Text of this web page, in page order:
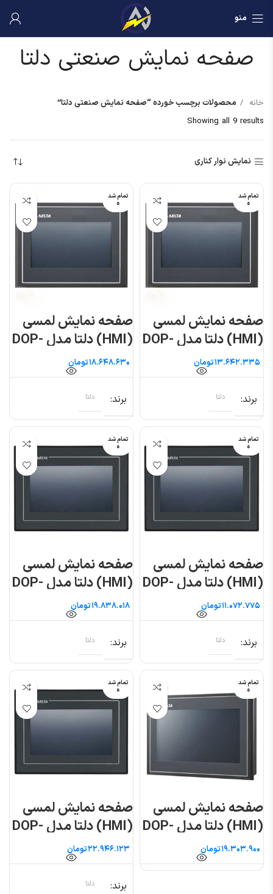
منو
صفحه نمایش صنعتی دلتا
خانه
محصولات برچسب خورده “صفحه نمایش صنعتی دلتا”
Showing all 9 results
نمایش نوار کناری
تمام شد
ه
صفحه نمایش لمسی
(HMI) دلتا مدل DOP-
103SQ
تومان
برند دلتا
تمام شد
ه
صفحه نمایش لمسی
(HMI) دلتا مدل DOP-
103WQ تماستومان
برند دلتا
تمام شد
ه
صفحه نمایش لمسی
(HMI) دلتا مدل DOP-
107BVتومان
برند دلتا
تمام شد
ه
صفحه نمایش لمسی
(HMI) دلتا مدل DOP-
107CVتومان
برند دلتا
تمام شد
ه
صفحه نمایش لمسی
(HMI) دلتا مدل DOP-
107DVتومان
تمام شد
ه
صفحه نمایش لمسی
(HMI) دلتا مدل DOP-
107EV تومان
برند دلتا